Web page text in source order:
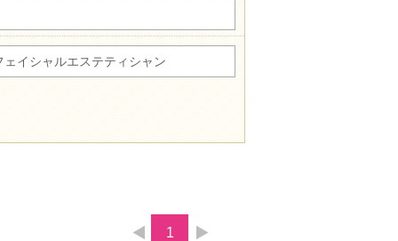
ェイシャルエステティシャン
1